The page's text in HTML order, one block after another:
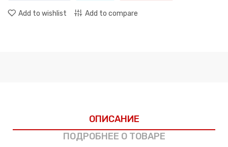
Add to wishlist Add to compare
ОПИСАНИЕ
ПОДРОБНЕЕ О ТОВАРЕ